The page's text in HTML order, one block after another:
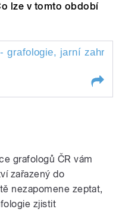
lze v tomto období
grafologie, jarní
garážová
grafologů ČR vám
zařazený do
nezapomene zeptat,
zjistit